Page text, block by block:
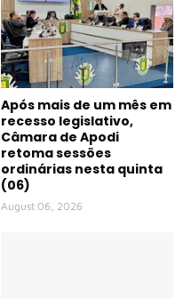
Após mais de um mês em
recesso legislativo,
Câmara de Apodi
retoma sessões
ordinárias nesta quinta
(06)
August 06, 2026